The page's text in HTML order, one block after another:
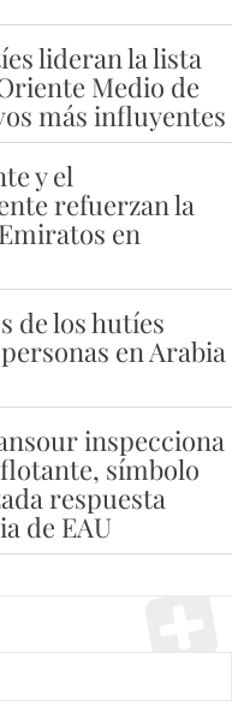
lideran la lista
Medio de
más influyentes
y el
refuerzan la
en
de los hutíes
en Arabia
inspecciona
símbolo
respuesta
de EAU